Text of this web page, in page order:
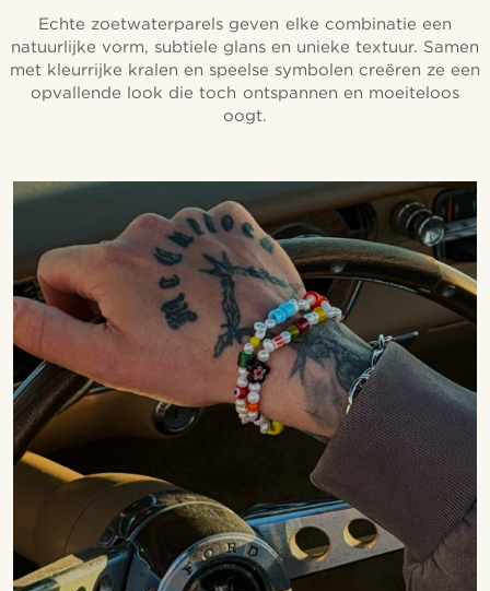
Echte zoetwaterparels geven elke combinatie een
natuurlijke vorm, subtiele glans en unieke textuur. Samen
met kleurrijke kralen en speelse symbolen creëren ze een
opvallende look die toch ontspannen en moeiteloos
oogt.